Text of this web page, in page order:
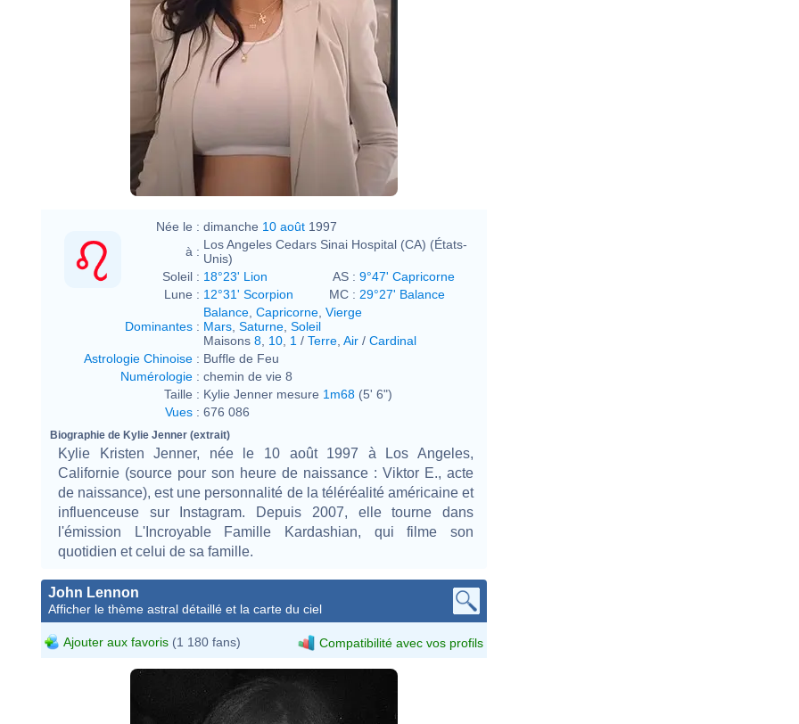
Née le : dimanche 10 août 1997
à : Los Angeles Cedars Sinai Hospital (CA) (États-
Unis)
Soleil : 18°23' Lion AS : 9°47' Capricorne
Lune : 12°31' Scorpion MC : 29°27' Balance
Dominantes :
Balance Capricorne Vierge
Mars Saturne Soleil
Maisons 8 10 1 / Terre Air / Cardinal
Astrologie Chinoise : Buffle de Feu
Numérologie : chemin de vie 8
Taille : Kylie Jenner mesure 1m68 (5' 6")
Vues : 676 086
Biographie de Kylie Jenner (extrait)
Kylie Kristen Jenner, née le 10 août 1997 à Los Angeles,
Californie (source pour son heure de naissance : Viktor E., acte
de naissance), est une personnalité de la téléréalité américaine et
influenceuse sur Instagram. Depuis 2007, elle tourne dans
l'émission L'Incroyable Famille Kardashian, qui filme son
quotidien et celui de sa famille.
John Lennon
Afficher le thème astral détaillé et la carte du ciel
Ajouter aux favoris (1 180 fans) Compatibilité avec vos profils